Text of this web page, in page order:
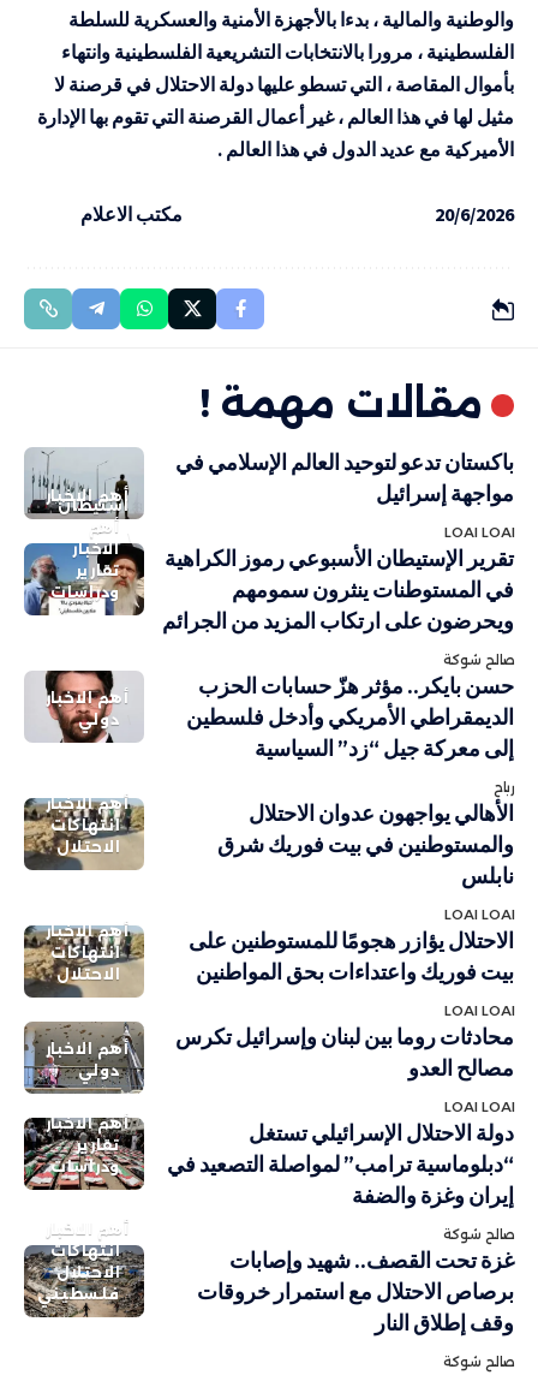
والوطنية والمالية ، بدءا بالأجهزة الأمنية والعسكرية للسلطة
الفلسطينية ، مرورا بالانتخابات التشريعية الفلسطينية وانتهاء
بأموال المقاصة ، التي تسطو عليها دولة الاحتلال في قرصنة لا
مثيل لها في هذا العالم ، غير أعمال القرصنة التي تقوم بها الإدارة
الأميركية مع عديد الدول في هذا العالم .
20/6/2026 مكتب الاعلام
مقالات مهمة !
أهم الاخبار
باكستان تدعو لتوحيد العالم الإسلامي في
مواجهة إسرائيل
LOAI LOAI
استيطان
أهم
الاخبار
تقارير
ودراسات
تقرير الإستيطان الأسبوعي رموز الكراهية
في المستوطنات ينثرون سمومهم
ويحرضون على ارتكاب المزيد من الجرائم
صالح شوكة
أهم الاخبار
دولي
حسن بايكر.. مؤثر هزّ حسابات الحزب
الديمقراطي الأمريكي وأدخل فلسطين
إلى معركة جيل “زد” السياسية
رباح
أهم الاخبار
انتهاكات
الاحتلال
الأهالي يواجهون عدوان الاحتلال
والمستوطنين في بيت فوريك شرق
نابلس
LOAI LOAI
أهم الاخبار
انتهاكات
الاحتلال
الاحتلال يؤازر هجومًا للمستوطنين على
بيت فوريك واعتداءات بحق المواطنين
LOAI LOAI
أهم الاخبار
دولي
محادثات روما بين لبنان وإسرائيل تكرس
مصالح العدو
LOAI LOAI
أهم الاخبار
تقارير
ودراسات
دولة الاحتلال الإسرائيلي تستغل
“دبلوماسية ترامب” لمواصلة التصعيد في
إيران وغزة والضفة
صالح شوكة
أهم الاخبار
انتهاكات
الاحتلال
فلسطيني
غزة تحت القصف.. شهيد وإصابات
برصاص الاحتلال مع استمرار خروقات
وقف إطلاق النار
صالح شوكة